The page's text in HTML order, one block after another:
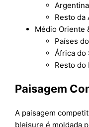
Argentina
Resto da
Médio Oriente
Países
África do
Resto do
Paisagem
A paisagem
bleisure é moldada